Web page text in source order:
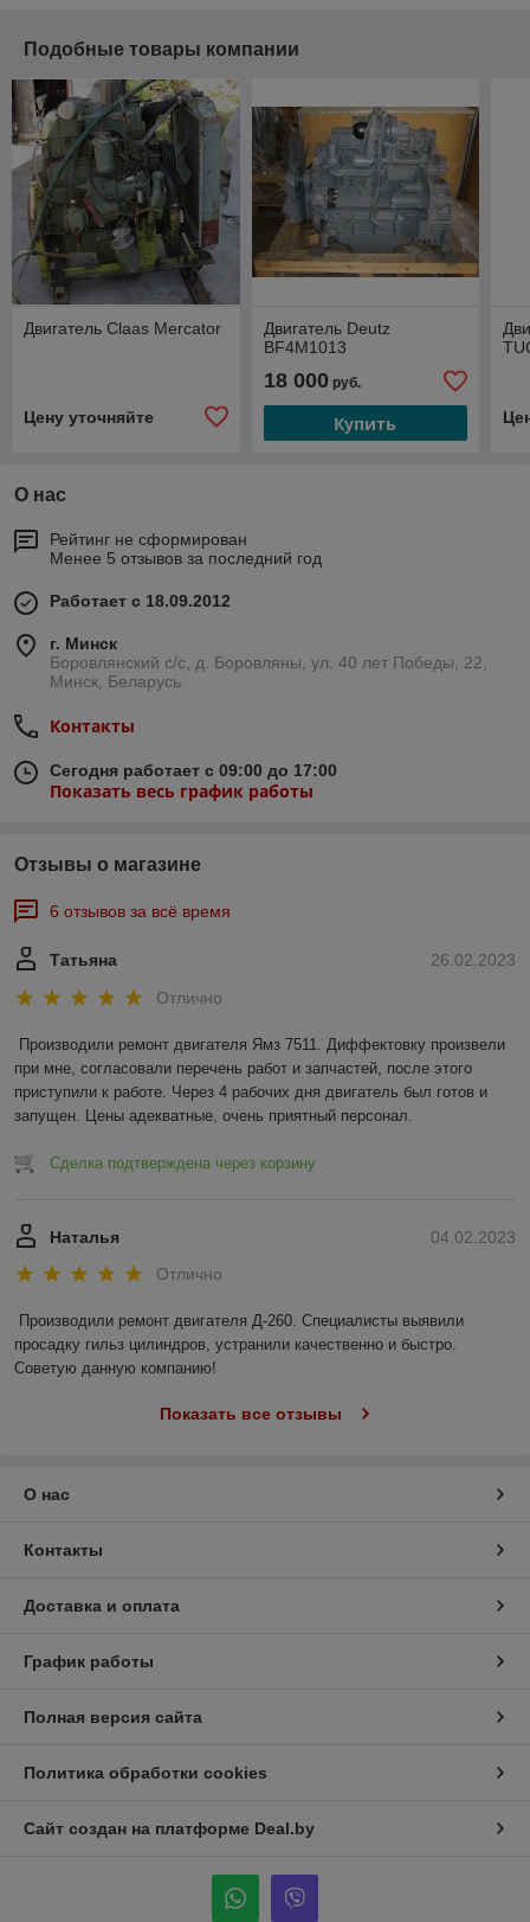
Подобные товары компании
Двигатель Claas Mercator
Цену уточняйте
Двигатель Deutz
BF4M1013
18 000руб.
Купить
О нас
Рейтинг не сформирован
Менее 5 отзывов за последний год
Работает с 18.09.2012
г. Минск
Боровлянский с/с, д. Боровляны, ул. 40 лет Победы, 22,
Минск, Беларусь
Контакты
Сегодня работает с 09:00 до 17:00
Показать весь график работы
Отзывы о магазине
6 отзывов за всё время
26.02.2023
Татьяна
Отлично
Производили ремонт двигателя Ямз 7511. Диффектовку произвели
при мне, согласовали перечень работ и запчастей, после этого
приступили к работе. Через 4 рабочих дня двигатель был готов и
запущен. Цены адекватные, очень приятный персонал.
Сделка подтверждена через корзину
04.02.2023
Наталья
Отлично
Производили ремонт двигателя Д-260. Специалисты выявили
просадку гильз цилиндров, устранили качественно и быстро.
Советую данную компанию!
Показать все отзывы
О нас
Контакты
Доставка и оплата
График работы
Полная версия сайта
Политика обработки cookies
Сайт создан на платформе Deal.by